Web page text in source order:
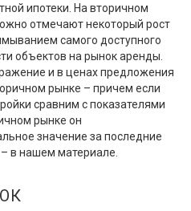
ипотеки. На вторичном
отмечают некоторый рост
самого доступного
объектов на рынок аренды.
и в ценах предложения
рынке – причем если
сравним с показателями
рынке он
значение за последние
в нашем материале.